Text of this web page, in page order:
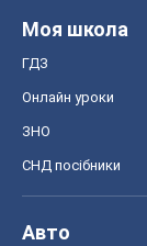
Моя школа
ГДЗ
Онлайн уроки
ЗНО
СНД посібники
Авто